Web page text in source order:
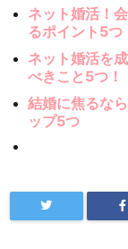
ネット婚活！
るポイント5つ
ネット婚活を
べきこと5つ！
結婚に焦るな
ップ5つ